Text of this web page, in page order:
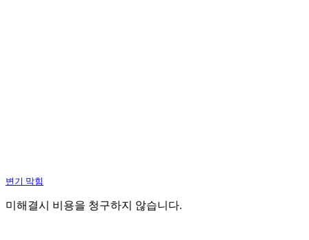
변기 막힘
미해결시 비용을 청구하지 않습니다.